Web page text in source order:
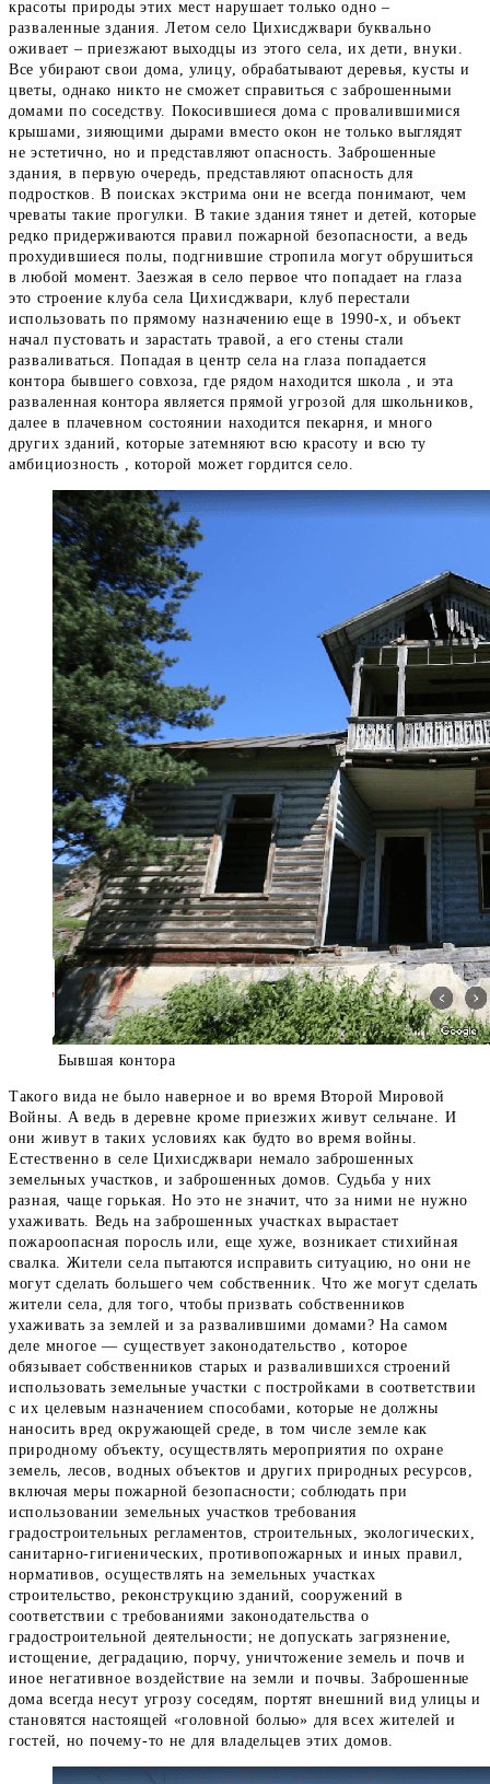
красоты природы этих мест нарушает только одно –
разваленные здания. Летом село Цихисджвари буквально
оживает – приезжают выходцы из этого села, их дети, внуки.
Все убирают свои дома, улицу, обрабатывают деревья, кусты и
цветы, однако никто не сможет справиться с заброшенными
домами по соседству. Покосившиеся дома с провалившимися
крышами, зияющими дырами вместо окон не только выглядят
не эстетично, но и представляют опасность. Заброшенные
здания, в первую очередь, представляют опасность для
подростков. В поисках экстрима они не всегда понимают, чем
чреваты такие прогулки. В такие здания тянет и детей, которые
редко придерживаются правил пожарной безопасности, а ведь
прохудившиеся полы, подгнившие стропила могут обрушиться
в любой момент. Заезжая в село первое что попадает на глаза
это строение клуба села Цихисджвари, клуб перестали
использовать по прямому назначению еще в 1990-х, и объект
начал пустовать и зарастать травой, а его стены стали
разваливаться. Попадая в центр села на глаза попадается
контора бывшего совхоза, где рядом находится школа , и эта
разваленная контора является прямой угрозой для школьников,
далее в плачевном состоянии находится пекарня, и много
других зданий, которые затемняют всю красоту и всю ту
амбициозность , которой может гордится село.
Бывшая контора
Такого вида не было наверное и во время Второй Мировой
Войны. А ведь в деревне кроме приезжих живут сельчане. И
они живут в таких условиях как будто во время войны.
Естественно в селе Цихисджвари немало заброшенных
земельных участков, и заброшенных домов. Судьба у них
разная, чаще горькая. Но это не значит, что за ними не нужно
ухаживать. Ведь на заброшенных участках вырастает
пожароопасная поросль или, еще хуже, возникает стихийная
свалка. Жители села пытаются исправить ситуацию, но они не
могут сделать большего чем собственник. Что же могут сделать
жители села, для того, чтобы призвать собственников
ухаживать за землей и за развалившими домами? На самом
деле многое — существует законодательство , которое
обязывает собственников старых и развалившихся строений
использовать земельные участки с постройками в соответствии
с их целевым назначением способами, которые не должны
наносить вред окружающей среде, в том числе земле как
природному объекту, осуществлять мероприятия по охране
земель, лесов, водных объектов и других природных ресурсов,
включая меры пожарной безопасности; соблюдать при
использовании земельных участков требования
градостроительных регламентов, строительных, экологических,
санитарно-гигиенических, противопожарных и иных правил,
нормативов, осуществлять на земельных участках
строительство, реконструкцию зданий, сооружений в
соответствии с требованиями законодательства о
градостроительной деятельности; не допускать загрязнение,
истощение, деградацию, порчу, уничтожение земель и почв и
иное негативное воздействие на земли и почвы. Заброшенные
дома всегда несут угрозу соседям, портят внешний вид улицы и
становятся настоящей «головной болью» для всех жителей и
гостей, но почему-то не для владельцев этих домов.